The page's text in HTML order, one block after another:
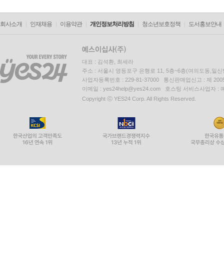
회사소개 인재채용 이용약관 개인정보처리방침 청소년보호정책 도서홍보안내
대표 : 김석환, 최세라
주소 : 서울시 영등포구 은행로 11, 5층~6층(여의도동,일신
사업자등록번호 : 229-81-37000 통신판매업신고 : 제
이메일 : yes24help@yes24.com 호스팅 서비스사업자 :
Copyright ⓒ YES24 Corp. All Rights Reserved.